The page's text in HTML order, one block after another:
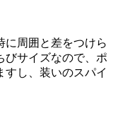
に周囲と差をつけら
びサイズなので、ポ
すし、装いのスパイ